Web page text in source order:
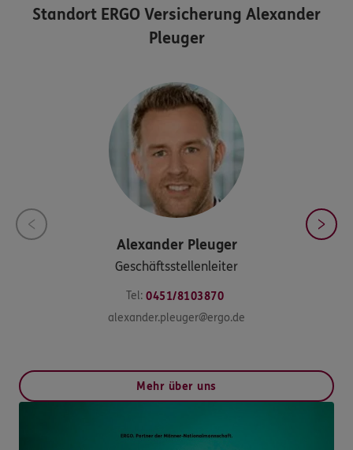
Standort ERGO Versicherung Alexander
Pleuger
Alexander Pleuger
Geschäftsstellenleiter
Tel: 0451/8103870
alexander.pleuger@ergo.de
Mehr über uns